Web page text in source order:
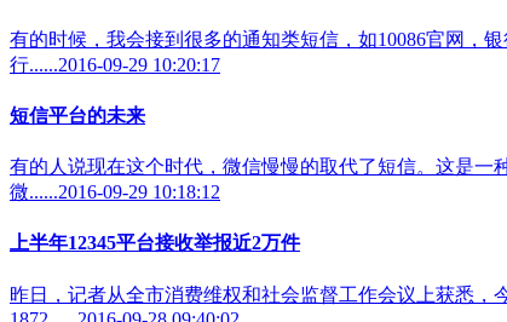
有的时候，我会接到很多的通知类短信，如10086官网，
行......2016-09-29 10:20:17
短信平台的未来
有的人说现在这个时代，微信慢慢的取代了短信。这是
微......2016-09-29 10:18:12
上半年12345平台接收举报近2万件
昨日，记者从全市消费维权和社会监督工作会议上获悉